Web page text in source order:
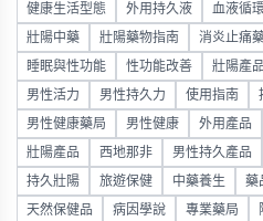
健康生活型態 外用持久液 血液循
壯陽中藥 壯陽藥物指南 消炎止痛
睡眠與性功能 性功能改善 壯陽產
男性活力 男性持久力 使用指南
男性健康藥局 男性健康 外用產品
壯陽產品 西地那非 男性持久產品
持久壯陽 旅遊保健 中藥養生 藥
天然保健品 病因學說 專業藥局